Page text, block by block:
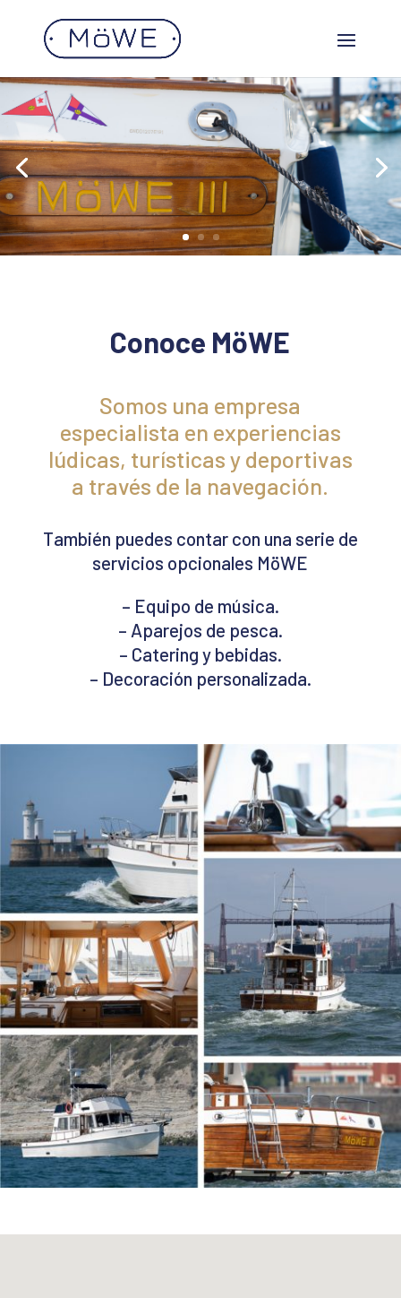
Conoce MöWE
Somos una empresa
especialista en experiencias
lúdicas, turísticas y deportivas
a través de la navegación.
También puedes contar con una serie de
servicios opcionales MöWE
– Equipo de música.
– Aparejos de pesca.
– Catering y bebidas.
– Decoración personalizada.